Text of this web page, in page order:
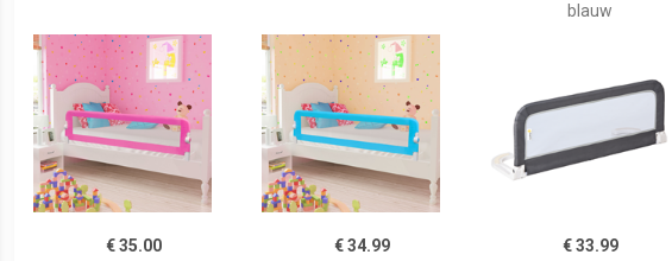
blauw
€ 35.00 € 34.99 € 33.99